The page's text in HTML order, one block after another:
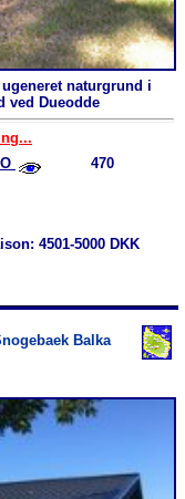
naturgrund i
ved Dueodde
470
4501-5000 DKK
Balka